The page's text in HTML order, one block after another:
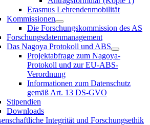
Erasmus Lehrendenmobilität
Kommissionen
Die Forschungskommission des AS
Forschungsdatenmanagement
Das Nagoya Protokoll und ABS
Projektabfrage zum Nagoya-
Protokoll und zur EU-ABS-
Verordnung
Informationen zum Datenschutz
gemäß Art. 13 DS-GVO
Stipendien
Downloads
Integrität und Forschungsethik